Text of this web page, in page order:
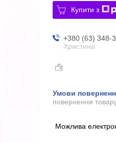
Купити з
+380 (63) 348-
Христина
повернення